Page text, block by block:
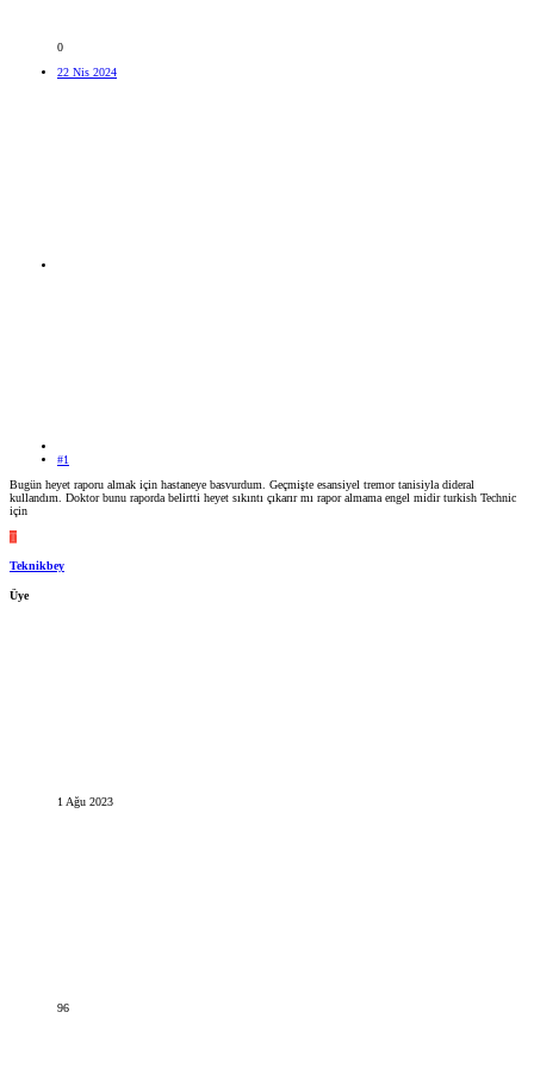
0
22 Nis 2024
#1
Bugün heyet raporu almak için hastaneye basvurdum. Geçmişte esansiyel tremor tanisiyla dideral
kullandım. Doktor bunu raporda belirtti heyet sıkıntı çıkarır mı rapor almama engel midir turkish Technic
için
T
Teknikbey
Üye
1 Ağu 2023
96